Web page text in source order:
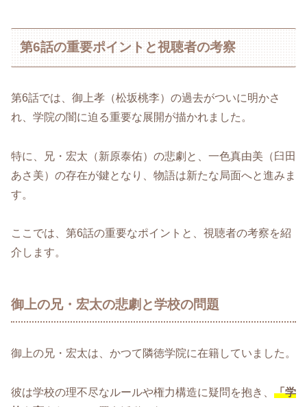
第6話の重要ポイントと視聴者の考察
第6話では、御上孝（松坂桃李）の過去がついに明かさ
れ、学院の闇に迫る重要な展開が描かれました。
特に、兄・宏太（新原泰佑）の悲劇と、一色真由美（臼田
あさ美）の存在が鍵となり、物語は新たな局面へと進みま
す。
ここでは、第6話の重要なポイントと、視聴者の考察を紹
介します。
御上の兄・宏太の悲劇と学校の問題
御上の兄・宏太は、かつて隣徳学院に在籍していました。
彼は学校の理不尽なルールや権力構造に疑問を抱き、 「学